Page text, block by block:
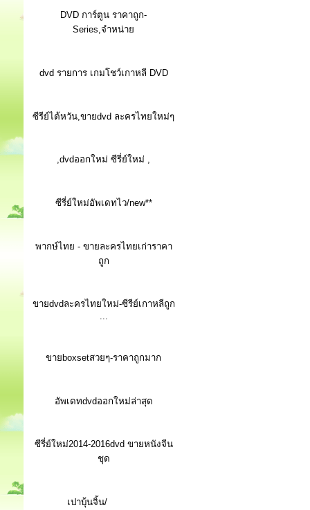
DVD การ์ตูน ราคาถูก-
Series,จำหน่าย
dvd รายการ เกมโชว์เกาหลี DVD
ซีรีย์ไต้หวัน,ขายdvd ละครไทยใหม่ๆ
,dvdออกใหม่ ซีรี่ย์ใหม่ ,
ซีรี่ย์ใหม่อัพเดทไว/new**
พากษ์ไทย - ขายละครไทยเก่าราคา
ถูก
ขายdvdละครไทยใหม่-ซีรีย์เกาหลีถูก
...
ขายboxsetสวยๆ-ราคาถูกมาก
อัพเดทdvdออกใหม่ล่าสุด
ซีรี่ย์ใหม่2014-2016dvd ขายหนังจีน
ชุด
เปาบุ้นจิ้น/